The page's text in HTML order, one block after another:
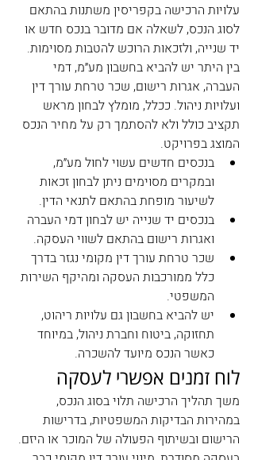
עלויות הרכישה בקפריסין משתנות בהתאם
לסוג הנכס, לשאלה אם מדובר בנכס חדש או
יד שנייה, ולזכאות הרוכש להטבות מסוימות.
בין היתר יש להביא בחשבון מע״מ, דמי
העברה, אגרות רישום, שכר טרחת עורך דין
ועלויות ניהול. ככלל, מומלץ לבחון מראש
תקציב כולל ולא להסתמך רק על מחיר הנכס
המוצג בפרויקט.
בנכסים חדשים עשוי לחול מע״מ,
ובמקרים מסוימים ניתן לבחון זכאות
לשיעור מופחת בהתאם לתנאי הדין.
בנכסים יד שנייה יש לבחון דמי העברה
ואגרות רישום בהתאם לשווי העסקה.
שכר טרחת עורך דין מקומי נגזר בדרך
כלל ממורכבות העסקה ומהיקף השירות
המשפטי.
יש להביא בחשבון גם עלויות ריהוט,
תחזוקה, ביטוח וחברת ניהול, במיוחד
כאשר הנכס מיועד להשכרה.
לוח זמנים אפשרי לעסקה
משך תהליך הרכישה תלוי בסוג הנכס,
במהירות הבדיקות המשפטיות, בדרישות
הרישום ובשיתוף הפעולה של המוכר או היזם.